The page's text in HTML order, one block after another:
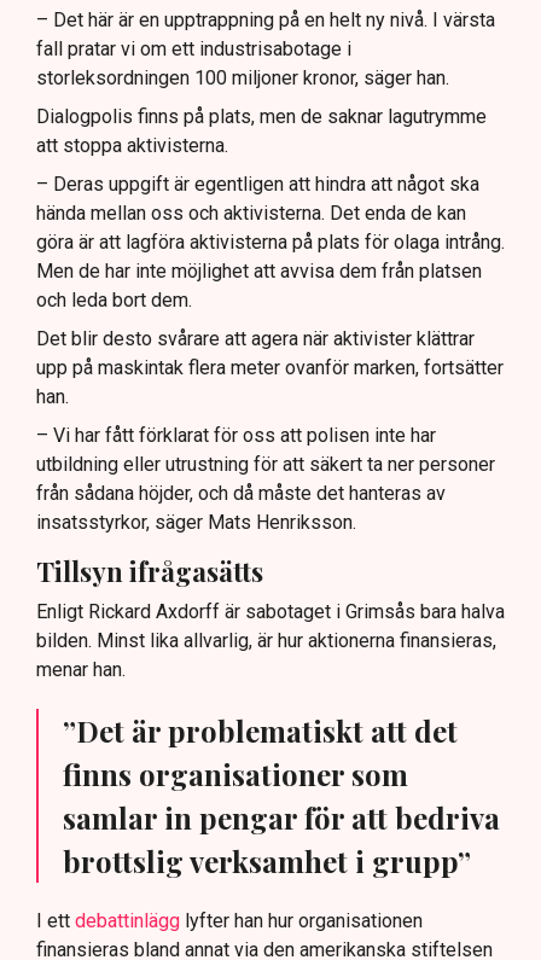
– Det här är en upptrappning på en helt ny nivå. I värsta
fall pratar vi om ett industrisabotage i
storleksordningen 100 miljoner kronor, säger han.
Dialogpolis finns på plats, men de saknar lagutrymme
att stoppa aktivisterna.
– Deras uppgift är egentligen att hindra att något ska
hända mellan oss och aktivisterna. Det enda de kan
göra är att lagföra aktivisterna på plats för olaga intrång.
Men de har inte möjlighet att avvisa dem från platsen
och leda bort dem.
Det blir desto svårare att agera när aktivister klättrar
upp på maskintak flera meter ovanför marken, fortsätter
han.
– Vi har fått förklarat för oss att polisen inte har
utbildning eller utrustning för att säkert ta ner personer
från sådana höjder, och då måste det hanteras av
insatsstyrkor, säger Mats Henriksson.
Tillsyn ifrågasätts
Enligt Rickard Axdorff är sabotaget i Grimsås bara halva
bilden. Minst lika allvarlig, är hur aktionerna finansieras,
menar han.
”Det är problematiskt att det
finns organisationer som
samlar in pengar för att bedriva
brottslig verksamhet i grupp”
I ett debattinlägg lyfter han hur organisationen
finansieras bland annat via den amerikanska stiftelsen